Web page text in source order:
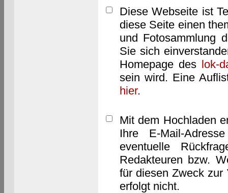
Diese Webseite ist
diese Seite einen
und Fotosammlung
Sie sich
Homepage des lok-
sein wird. Eine
hier.
Mit dem Hochladen
Ihre E-Mail-
eventuelle
Redakteuren bzw.
für diesen Zweck zur
erfolgt nicht.